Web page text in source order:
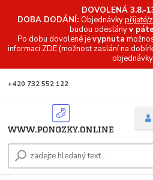
DOVOLENÁ 3.8.-
DOBA DODÁNÍ: Objednávkypřijaté/
budou odeslányv
Po dobu dovolené jevypnuta
informacíZDE (možnost zaslání na
+420 732 552 122